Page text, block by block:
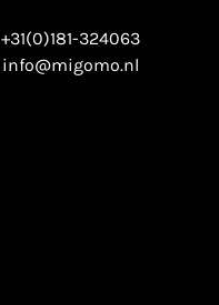
+31(0)181-324063
info@migomo.nl